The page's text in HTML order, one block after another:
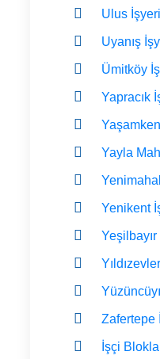
Ulus
Uyanış
Ümitköy
Yapracık
Yayla
Yenikent
Zafertepe
İşçi